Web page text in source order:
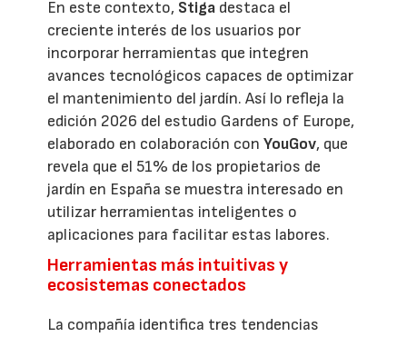
En este contexto, Stiga destaca el
creciente interés de los usuarios por
incorporar herramientas que integren
avances tecnológicos capaces de optimizar
el mantenimiento del jardín. Así lo refleja la
edición 2026 del estudio Gardens of Europe,
elaborado en colaboración conYouGov, que
revela que el 51% de los propietarios de
jardín en España se muestra interesado en
utilizar herramientas inteligentes o
aplicaciones para facilitar estas labores.
Herramientas más intuitivas y
ecosistemas conectados
La compañía identifica tres tendencias